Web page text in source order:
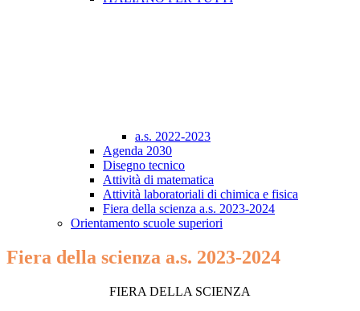
a.s. 2022-2023
Agenda 2030
Disegno tecnico
Attività di matematica
Attività laboratoriali di chimica e fisica
Fiera della scienza a.s. 2023-2024
Orientamento scuole superiori
Fiera della scienza a.s. 2023-2024
FIERA DELLA SCIENZA